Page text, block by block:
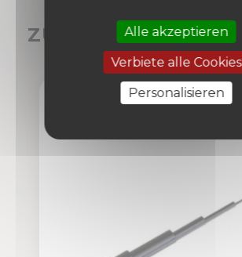
ZUBEHÖRAlle akzeptieren
Verbiete alle Cookies
Personalisieren